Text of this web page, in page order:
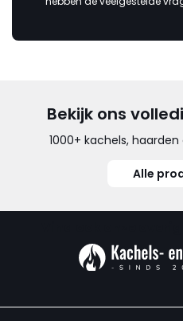
Bekijk ons
1000+ kachels,
Alle